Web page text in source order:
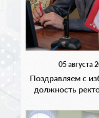
05 августа
Поздравляем с
должность